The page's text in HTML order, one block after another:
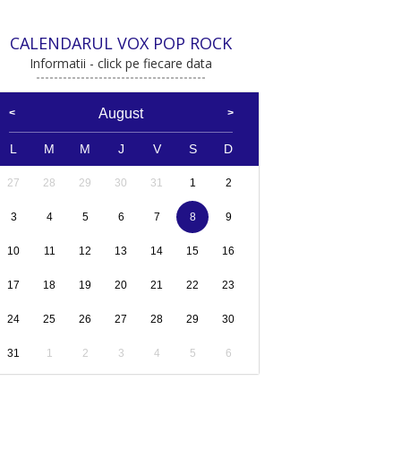
CALENDARUL VOX POP ROCK
Informatii - click pe fiecare data
August
L M M J V S D
27 28 29 30 31 1 2
3 4 5 6 7 8 9
10 11 12 13 14 15 16
17 18 19 20 21 22 23
24 25 26 27 28 29 30
31 1 2 3 4 5 6